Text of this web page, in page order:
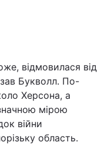
відмовилася від
Букволл. По-
Херсона, а
мірою
війни
область.